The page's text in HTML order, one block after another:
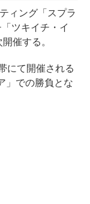
ィング「スプラ
ツキイチ・イ
催する。
にて開催される
」での勝負とな